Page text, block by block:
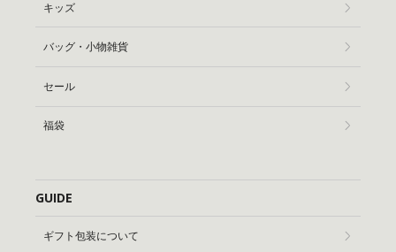
キッズ
バッグ・小物雑貨
セール
福袋
GUIDE
ギフト包装について